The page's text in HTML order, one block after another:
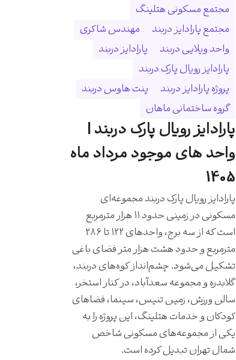
مجتمع مسکونی هتلینگ
مجتمع پارادایز دربند
مهندس شاکری
واحد ویلایی دربند
پارادایز دربند
پارادایز رویال پارک دربند
پروژه پارادایز دربند
پنت هاوس دربند
گروه ساختمانی ماهان
پارادایز رویال پارک دربند |
واحد های موجود مرداد ماه
1405
پارادایز رویال پارک دربند مجموعه‌ای
مسکونی در زمینی حدود ۱۱ هزار مترمربع
است که از سه برج، واحدهای ۱۲۲ تا ۲۸۶
مترمربع و حدود هشت هزار متر فضای باغی
تشکیل می‌شود. چشم‌انداز کوه‌های دربند،
گلابدره و مجموعه سعدآباد، در کنار استخر،
سالن ورزش، زمین تنیس، سینما، فضاهای
کودکان و خدمات هتلینگ، این پروژه را به
یکی از مجموعه‌های مسکونی شاخص
شمال تهران تبدیل کرده است.